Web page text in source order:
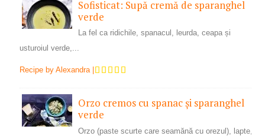
Sofisticat: Supă cremă de sparanghel
verde
La fel ca ridichile, spanacul, leurda, ceapa și
usturoiul verde,...
Recipe by Alexandra|
Orzo cremos cu spanac și sparanghel
verde
Orzo (paste scurte care seamănă cu orezul), lapte,